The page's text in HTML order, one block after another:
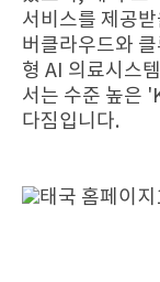
서비스를 제공
버클라우드와
형 AI 의료시스
서는 수준 높은
다짐입니다.